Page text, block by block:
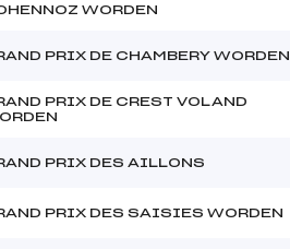
WORDEN
PRIX DE CHAMBERY WORDEN
PRIX DE CREST VOLAND
PRIX DES AILLONS
PRIX DES SAISIES WORDEN